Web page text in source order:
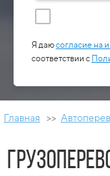
Я даюсогласие на
соответствии с
Главная >>